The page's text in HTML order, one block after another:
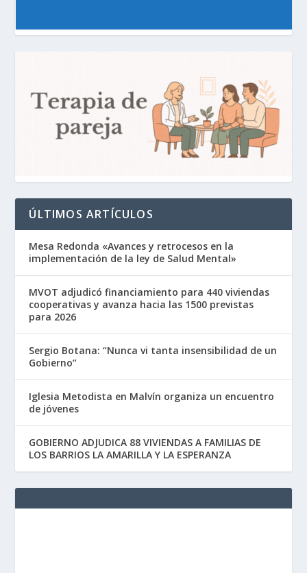
ÚLTIMOS ARTÍCULOS
Mesa Redonda «Avances y retrocesos en la
implementación de la ley de Salud Mental»
MVOT adjudicó financiamiento para 440 viviendas
cooperativas y avanza hacia las 1500 previstas
para 2026
Sergio Botana: “Nunca vi tanta insensibilidad de un
Gobierno”
Iglesia Metodista en Malvín organiza un encuentro
de jóvenes
GOBIERNO ADJUDICA 88 VIVIENDAS A FAMILIAS DE
LOS BARRIOS LA AMARILLA Y LA ESPERANZA